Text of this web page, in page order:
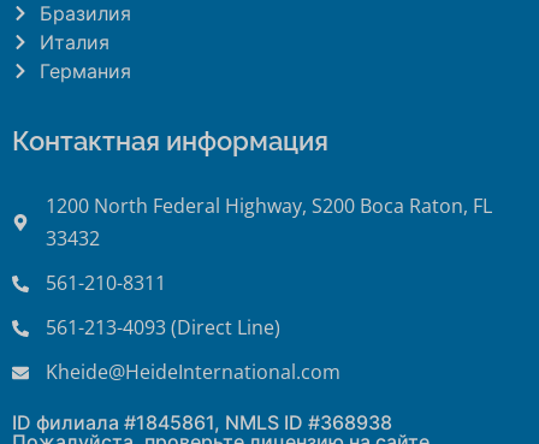
Бразилия
Италия
Германия
Контактная информация
1200 North Federal Highway, S200 Boca Raton, FL
33432
561-210-8311
561-213-4093 (Direct Line)
Kheide@HeideInternational.com
ID филиала #1845861, NMLS ID #368938